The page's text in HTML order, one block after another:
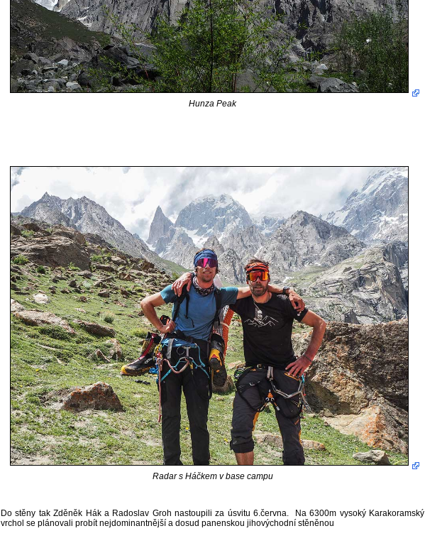
Hunza Peak
Radar s Háčkem v base campu
Do stěny tak Zděněk Hák a Radoslav Groh nastoupili za úsvitu 6.června. Na 6300m vysoký Karakoramský
vrchol se plánovali probít nejdominantnější a dosud panenskou jihovýchodní stěněnou